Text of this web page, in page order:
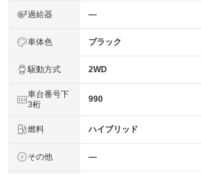
過給器 ―
車体色 ブラック
駆動方式 2WD
車台番号下
3桁
990
燃料 ハイブリッド
その他 ―